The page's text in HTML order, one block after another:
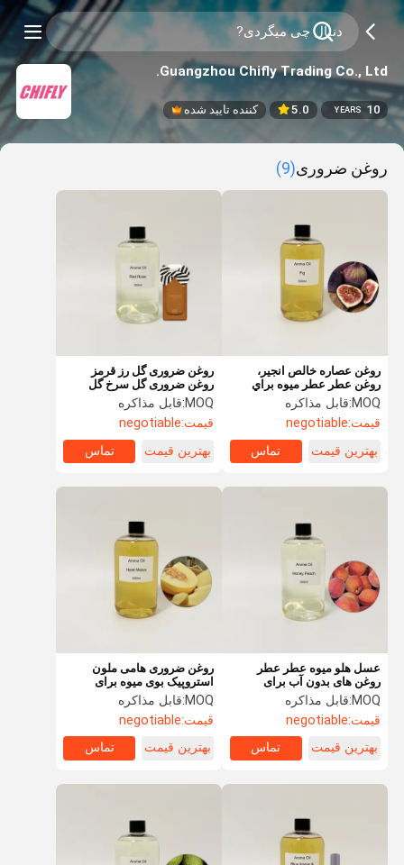
Guangzhou Chifly Trading Co., Ltd.
10
YEARS
5.0 کننده تایید شده
روغن ضروری(9)
روغن ضروری گل رز قرمز
روغن ضروری گل سرخ گل
سرخ روغن های ضروری با
غلظت بالا
MOQ: قابل مذاکره
قیمت:negotiable
بهترین قیمت
تماس
روغن عصاره خالص انجير،
روغن عطر عطر ميوه براي
ساخت کرم لوشن لب
MOQ: قابل مذاکره
قیمت:negotiable
بهترین قیمت
تماس
روغن ضروری هامی ملون
استروپیک بوی میوه برای
ساخت صابون / شمع
MOQ: قابل مذاکره
قیمت:negotiable
بهترین قیمت
تماس
عسل هلو میوه عطر عطر
روغن های بدون آب برای
ساخت عطر اسپری ساخت
اتاق
MOQ: قابل مذاکره
قیمت:negotiable
بهترین قیمت
تماس